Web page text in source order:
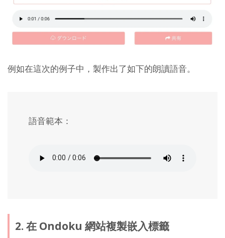
例如在這次的例子中，製作出了如下的朗讀語音。
語音範本：
2. 在 Ondoku 網站複製嵌入標籤